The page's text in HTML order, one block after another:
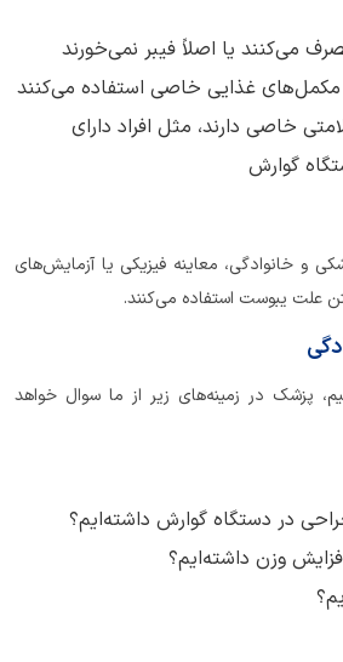
می‌کنند یا اصلاً فیبر نمی‌خورند
مکمل‌های غذایی خاصی استفاده می‌کنند
خاصی دارند، مثل افراد دارای
گوارش
و خانوادگی، معاینه فیزیکی یا آزمایش‌های
علت یبوست استفاده می‌کنند.
پزشک در زمینه‌های زیر از ما سوال خواهد
در دستگاه گوارش داشته‌ایم؟
وزن داشته‌ایم؟